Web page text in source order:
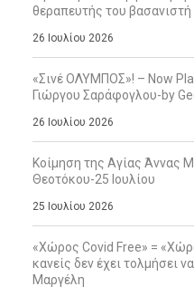
θεραπευτής του βασανιστή
26 Ιουλίου 2026
«Σινέ ΟΛΥΜΠΟΣ»! – Now
Γιώργου Σαράφογλου-by
26 Ιουλίου 2026
Κοίμηση της Αγίας Άννας
Θεοτόκου-25 Ιουλίου
25 Ιουλίου 2026
«Χώρος Covid Free» =
κανείς δεν έχει τολμήσει
Μαργέλη